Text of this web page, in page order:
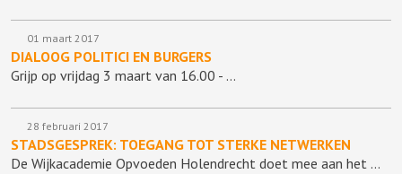
01 maart 2017
DIALOOG POLITICI EN BURGERS
Grijp op vrijdag 3 maart van 16.00 - …
28 februari 2017
STADSGESPREK: TOEGANG TOT STERKE NETWERKEN
De Wijkacademie Opvoeden Holendrecht doet mee aan het …